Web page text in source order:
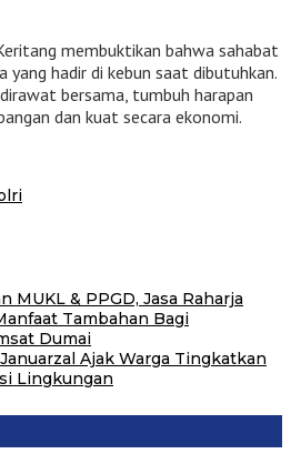
membuktikan bahwa sahabat
hadir di kebun saat dibutuhkan.
bersama, tumbuh harapan
dan kuat secara ekonomi.
MUKL & PPGD, Jasa Raharja
Tambahan Bagi
Dumai
Ajak Warga Tingkatkan
Lingkungan